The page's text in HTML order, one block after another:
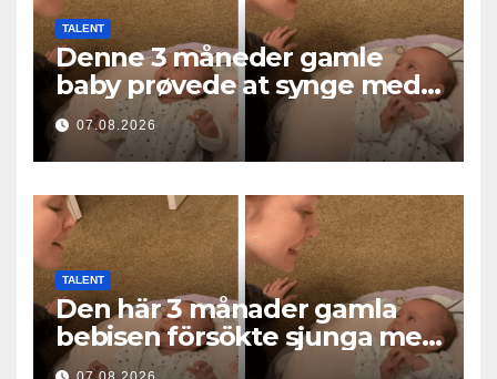
TALENT
Denne 3 måneder gamle
baby prøvede at synge med
mor… og smeltede millioner
af hjerter
07.08.2026
TALENT
Den här 3 månader gamla
bebisen försökte sjunga med
mamma… och fick miljoner